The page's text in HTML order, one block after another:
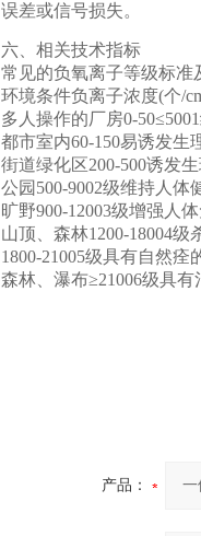
误差或信号损失。
六、相关技术指标
常见的负氧离子等级标准
环境条件负离子浓度(个/
多人操作的厂房0-
都市室内60-150易诱发生
街道绿化区200-500诱发
公园500-9002级维持人体
旷野900-12003级增强人
山顶、森林1200-18004
1800-21005级具有自然痊
森林、瀑布≥21006级具
产品：